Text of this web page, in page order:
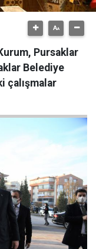
Pursaklar
Belediye
çalışmalar